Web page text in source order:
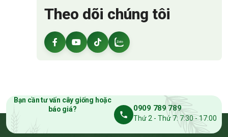
Theo dõi chúng tôi
Bạn cần tư vấn cây giống hoặc
báo giá?
0909 789 789
Thứ 2 - Thứ 7: 7:30 - 17:00